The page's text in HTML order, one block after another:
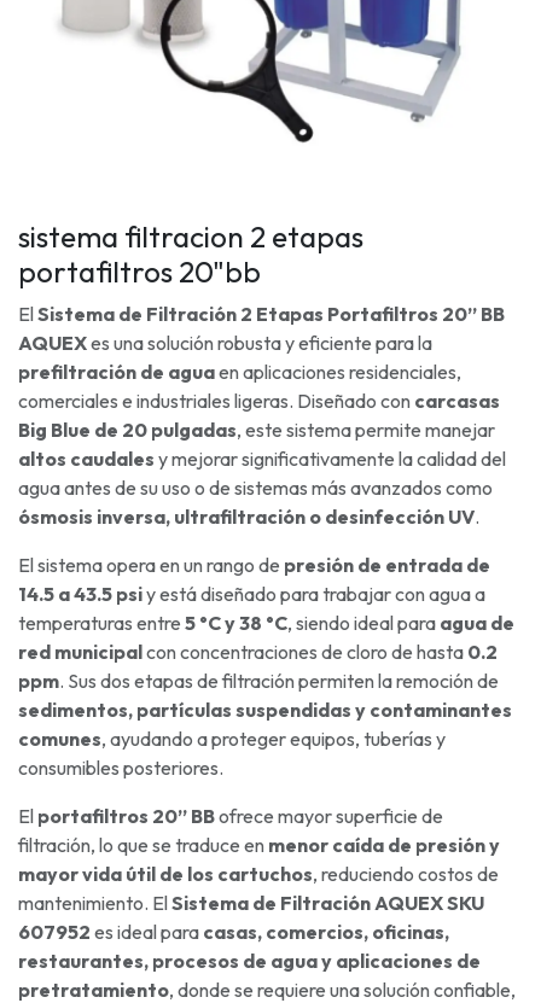
sistema filtracion 2 etapas
portafiltros 20"bb
ElSistema de Filtración 2 Etapas Portafiltros 20” BB
AQUEXes una solución robusta y eficiente para la
prefiltración de aguaen aplicaciones residenciales,
comerciales e industriales ligeras. Diseñado con carcasas
Big Blue de 20 pulgadas, este sistema permite manejar
altos caudales y mejorar significativamente la calidad del
agua antes de su uso o de sistemas más avanzados como
ósmosis inversa, ultrafiltración o desinfección UV.
El sistema opera en un rango de presión de entrada de
14.5 a 43.5 psiy está diseñado para trabajar con agua a
temperaturas entre 5 °C y 38 °C, siendo ideal para agua de
red municipalcon concentraciones de cloro de hasta 0.2
ppm. Sus dos etapas de filtración permiten la remoción de
sedimentos, partículas suspendidas y contaminantes
comunes, ayudando a proteger equipos, tuberías y
consumibles posteriores.
El portafiltros 20” BBofrece mayor superficie de
filtración, lo que se traduce en menor caída de presión y
mayor vida útil de los cartuchos, reduciendo costos de
mantenimiento. ElSistema de Filtración AQUEX SKU
607952 es ideal para casas, comercios, oficinas,
restaurantes, procesos de agua y aplicaciones de
pretratamiento, donde se requiere una solución confiable,